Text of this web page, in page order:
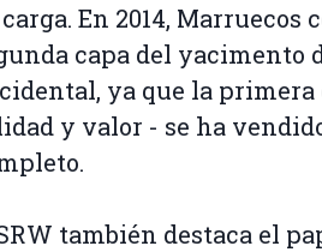
En 2014,
capa del yacimento
ya que la primera
y valor - se ha
también destaca el